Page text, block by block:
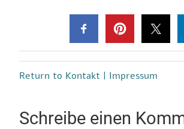
Return to Kontakt | Impressum
Schreibe einen